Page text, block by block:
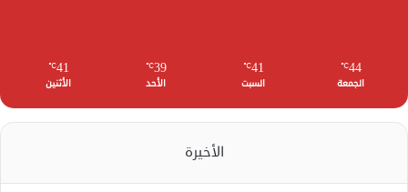
44
℃
الجمعة
41
℃
السبت
39
℃
الأحد
41
℃
الأثنين
الأخيرة